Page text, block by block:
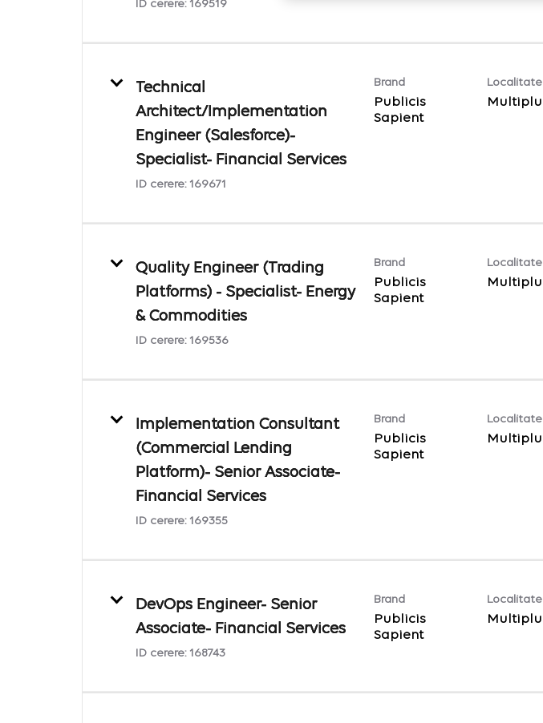
ID cerere: 169519
Technical
Architect/Implementation
Engineer (Salesforce)-
Specialist- Financial Services
ID cerere: 169671
Brand
Publicis
Sapient
Localitate
Multiplu
Quality Engineer (Trading
Platforms) - Specialist- Energy
& Commodities
ID cerere: 169536
Brand
Publicis
Sapient
Localitate
Multiplu
Implementation Consultant
(Commercial Lending
Platform)- Senior Associate-
Financial Services
ID cerere: 169355
Brand
Publicis
Sapient
Localitate
Multiplu
DevOps Engineer- Senior
Associate- Financial Services
ID cerere: 168743
Brand
Publicis
Sapient
Localitate
Multiplu